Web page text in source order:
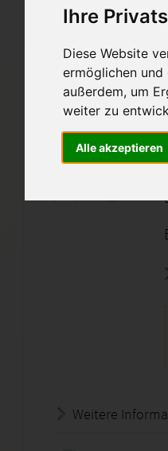
Ihre
Diese Website
ermöglichen und
außerdem, um
weiter zu
Alle akzeptieren
Startseite
Weitere